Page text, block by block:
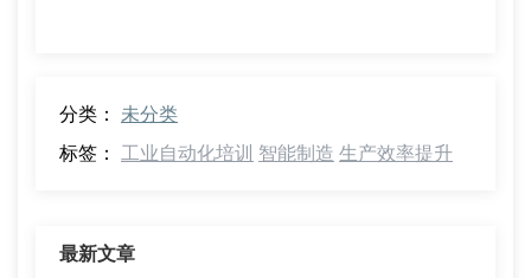
分类： 未分类
标签： 工业自动化培训 智能制造 生产效率提升
最新文章